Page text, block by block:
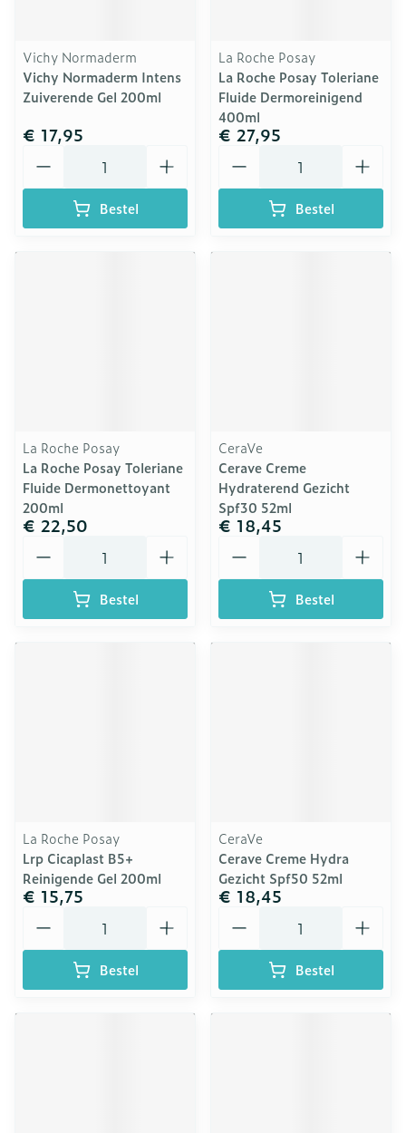
Vichy Normaderm
Vichy Normaderm Intens
Zuiverende Gel 200ml
€ 17,95
Bestel
La Roche Posay
La Roche Posay Toleriane
Fluide Dermoreinigend
400ml
€ 27,95
Bestel
La Roche Posay
La Roche Posay Toleriane
Fluide Dermonettoyant
200ml
€ 22,50
Bestel
CeraVe
Cerave Creme
Hydraterend Gezicht
Spf30 52ml
€ 18,45
Bestel
La Roche Posay
Lrp Cicaplast B5+
Reinigende Gel 200ml
€ 15,75
Bestel
CeraVe
Cerave Creme Hydra
Gezicht Spf50 52ml
€ 18,45
Bestel